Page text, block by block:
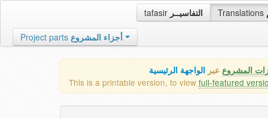
tafasir التفاسيــر Translations
Project parts أجزاء المشروع
المشروع عبر الواجهة الرئيسية
This is a printable version, to view full-featured